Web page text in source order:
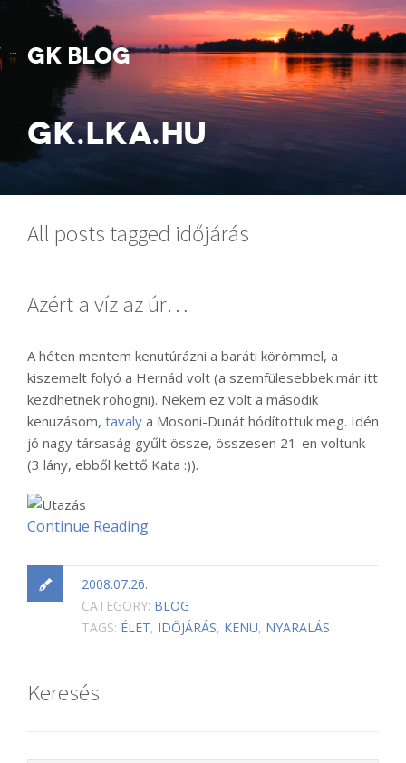
GK BLOG
GK.LKA.HU
All posts tagged időjárás
Azért a víz az úr…
A héten mentem kenutúrázni a baráti körömmel, a
kiszemelt folyó a Hernád volt (a szemfülesebbek már itt
kezdhetnek röhögni). Nekem ez volt a második
kenuzásom, tavaly a Mosoni-Dunát hódítottuk meg. Idén
jó nagy társaság gyűlt össze, összesen 21-en voltunk
(3 lány, ebből kettő Kata :)).
Continue Reading
2008.07.26.
CATEGORY: BLOG
TAGS: ÉLET, IDŐJÁRÁS, KENU, NYARALÁS
Keresés